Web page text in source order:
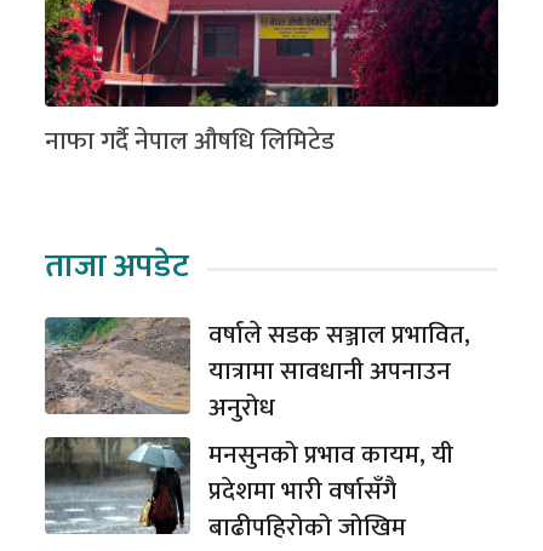
नाफा गर्दै नेपाल औषधि लिमिटेड
ताजा अपडेट
वर्षाले सडक सञ्जाल प्रभावित,
यात्रामा सावधानी अपनाउन
अनुरोध
मनसुनको प्रभाव कायम, यी
प्रदेशमा भारी वर्षासँगै
बाढीपहिरोको जोखिम